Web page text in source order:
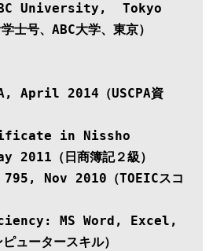
University,  Tokyo
士号、ABC大学、東京）
April 2014（USCPA資
in Nissho
2011（日商簿記２級）
Nov 2010（TOEICスコ
MS Word, Excel,
ュータースキル）